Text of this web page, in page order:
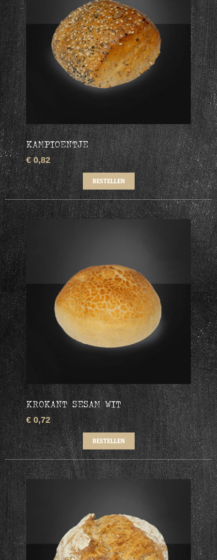
KAMPIOENTJE
€ 0,82
KROKANT SESAM WIT
€ 0,72